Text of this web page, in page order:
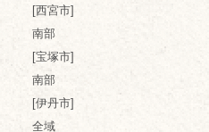
[西宮市]
南部
[宝塚市]
南部
[伊丹市]
全域